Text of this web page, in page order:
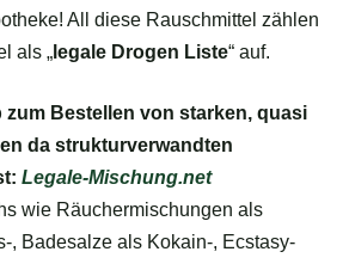
All diese Rauschmittel zählen
als „ legale Drogen Liste“ auf.
zum Bestellen von starken, quasi
da strukturverwandten
Legale-Mischung.net
wie Räuchermischungen als
, Badesalze als Kokain-, Ecstasy-